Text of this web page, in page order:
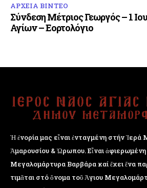
ΑΡΧΕΙΑ ΒΙΝΤΕΟ
Σύνδεση Μέτριος Γεωργός – 1
Αγίων – Εορτολόγιο
Ἡ ἐνορία μας εἶναι ἐνταγμένη στήν
Ἁμαρουσίου & Ὠρωπου. Εἶναι
Μεγαλομάρτυρα Βαρβάρα καί ἔχει ἕνα
τιμᾶται στό ὄνομα τοῦ Ἁγιου